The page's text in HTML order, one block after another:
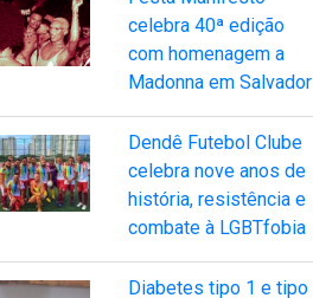
celebra 40ª edição
com homenagem a
Madonna em Salvador
Dendê Futebol Clube
celebra nove anos de
história, resistência e
combate à LGBTfobia
Diabetes tipo 1 e tipo